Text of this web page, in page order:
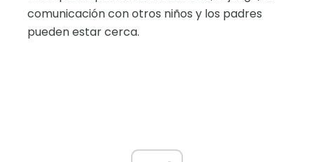
comunicación con otros niños y los padres
pueden estar cerca.